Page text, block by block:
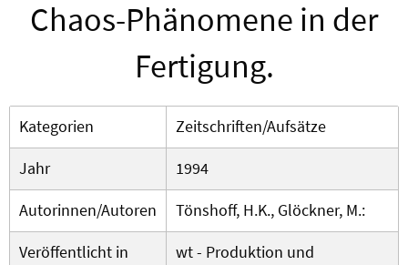
Chaos-Phänomene in der
Fertigung.
Kategorien
Zeitschriften/Aufsätze
Jahr
1994
Autorinnen/Autoren
Tönshoff, H.K., Glöckner, M.:
Veröffentlicht in
wt - Produktion und